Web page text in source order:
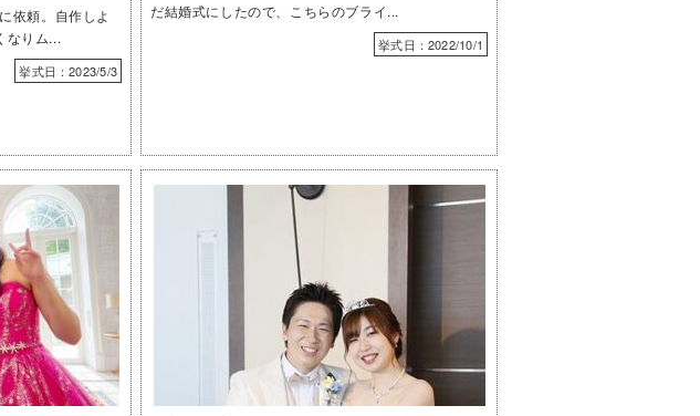
依頼。自作しよ
なりム...
挙式日：2023/5/3
だ結婚式にしたので、こちらのブライ...
挙式日：2022/10/1